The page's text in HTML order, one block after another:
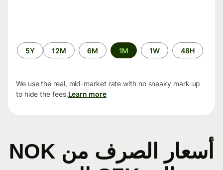
الفترة
الزمنية
48H
1W
1M
6M
12M
5Y
We use the real, mid-market rate with no sneaky mark-up
to hide the fees.Learn more
أسعار الصرف من NOK